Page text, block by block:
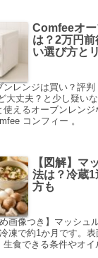
Comfeeオー
は？2万円
い選び方と
ンレンジは買い？評
大丈夫？と少し疑い
使えるオーブンレン
コンフィー 。
【図解】マ
法は？冷蔵
方も
画像つき】マッシュ
凍で約1か月です。
生食できる条件やオ